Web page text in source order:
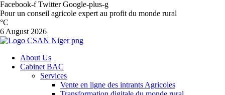
Facebook-f Twitter Google-plus-g
Pour un conseil agricole expert au profit du monde rural
°C
6 August 2026
About Us
Cabinet BAC
Services
Vente en ligne des intrants Agricoles